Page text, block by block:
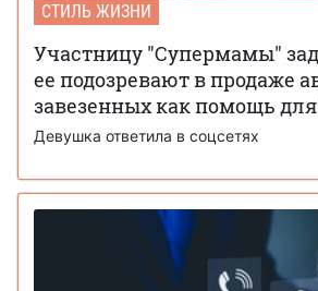
СТИЛЬ ЖИЗНИ
Участницу "Супермамы"
ее подозревают в продаже
завезенных как помощь
Девушка ответила в соцсетях